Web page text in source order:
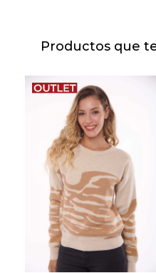
Productos que